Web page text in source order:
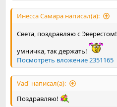
Инесса Самара написал(а):
Света, поздравляю с Эверестом!
умничка, так держать!
Посмотреть вложение 2351165
Vad' написал(а):
Поздравляю!